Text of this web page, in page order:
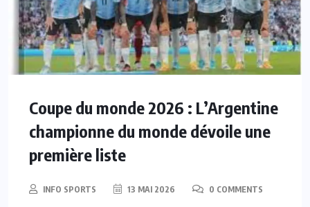
Coupe du monde 2026 : L’Argentine
championne du monde dévoile une
première liste
INFO SPORTS 13 MAI 2026 0 COMMENTS